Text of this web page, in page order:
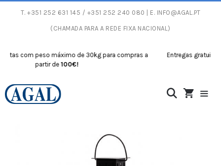
T. +351 252 631 145 / +351 252 240 080 | E. INFO@AGAL.PT
(CHAMADA PARA A REDE FIXA NACIONAL)
com peso máximo de 30kg para compras a
partir de100€!
Entregas gratuitas